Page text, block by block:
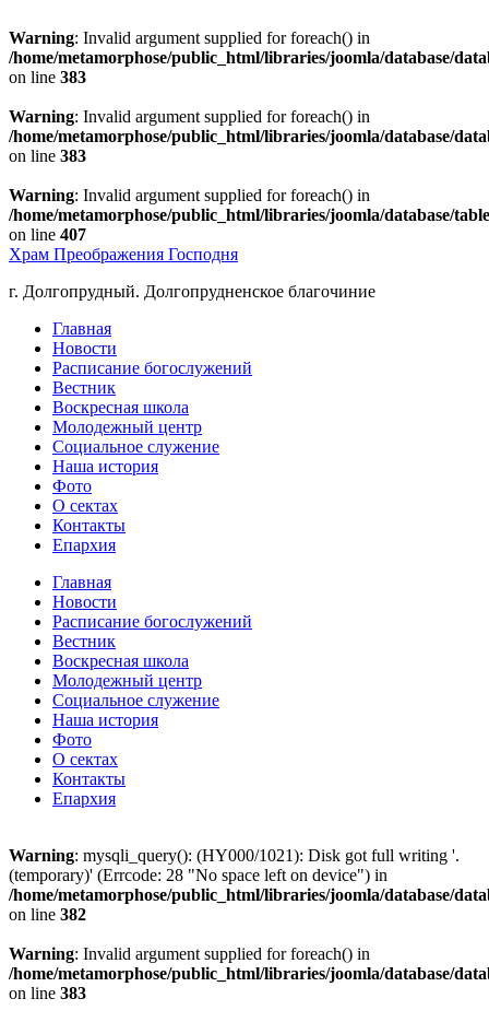
Warning: Invalid argument supplied for foreach() in
/home/metamorphose/public_html/libraries/joomla/database/
on line 383
Warning: Invalid argument supplied for foreach() in
/home/metamorphose/public_html/libraries/joomla/database/
on line 383
Warning: Invalid argument supplied for foreach() in
/home/metamorphose/public_html/libraries/joomla/database/
on line 407
Храм Преображения Господня
г. Долгопрудный. Долгопрудненское благочиние
Главная
Новости
Расписание богослужений
Вестник
Воскресная школа
Молодежный центр
Социальное служение
Наша история
Фото
О сектах
Контакты
Епархия
Главная
Новости
Расписание богослужений
Вестник
Воскресная школа
Молодежный центр
Социальное служение
Наша история
Фото
О сектах
Контакты
Епархия
Warning: mysqli_query(): (HY000/1021): Disk got full writing '.
(temporary)' (Errcode: 28 "No space left on device") in
/home/metamorphose/public_html/libraries/joomla/database/
on line 382
Warning: Invalid argument supplied for foreach() in
/home/metamorphose/public_html/libraries/joomla/database/
on line 383